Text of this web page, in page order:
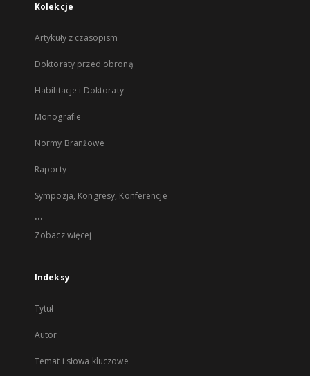
Kolekcje
Artykuły z czasopism
Doktoraty przed obroną
Habilitacje i Doktoraty
Monografie
Normy Branżowe
Raporty
Sympozja, Kongresy, Konferencje
...
Zobacz więcej
Indeksy
Tytuł
Autor
Temat i słowa kluczowe